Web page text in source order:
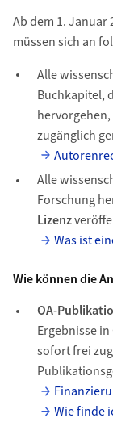
Ab dem 1.
müssen sich an
Alle
Buchkapitel,
hervorgehen,
zugänglich
Alle
Forschung
Lizenz
Was ist
Wie können die
OA-
Ergebnisse
sofort frei
Wie finde